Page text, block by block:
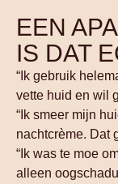
EEN
IS DAT
“Ik gebruik
vette huid en wil
“Ik smeer mijn
nachtcrème. Dat
“Ik was te moe
alleen